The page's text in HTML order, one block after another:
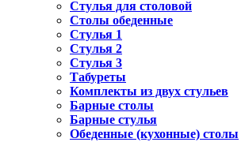
Стулья для столовой
Столы обеденные
Стулья 1
Стулья 2
Стулья 3
Табуреты
Комплекты из двух стульев
Барные столы
Барные стулья
Обеденные (кухонные) столы